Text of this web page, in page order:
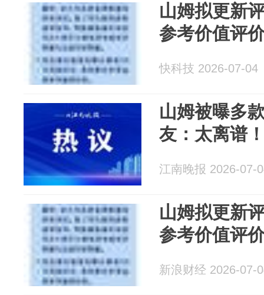
山姆拟更新
参考价值评
快科技 2026-07-04
山姆被曝多
友：太离谱
江南晚报 2026-07-
山姆拟更新
参考价值评
新浪财经 2026-07-